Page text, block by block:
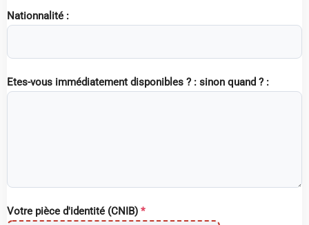
Nationnalité :
Etes-vous immédiatement disponibles ? : sinon quand ? :
Votre pièce d'identité (CNIB) *